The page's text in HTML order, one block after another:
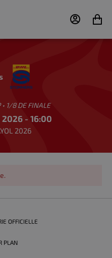
MON
MON
STORMERS
• 1/8 DE FINALE
- 16:00
2026
OFFICIELLE
PLAN